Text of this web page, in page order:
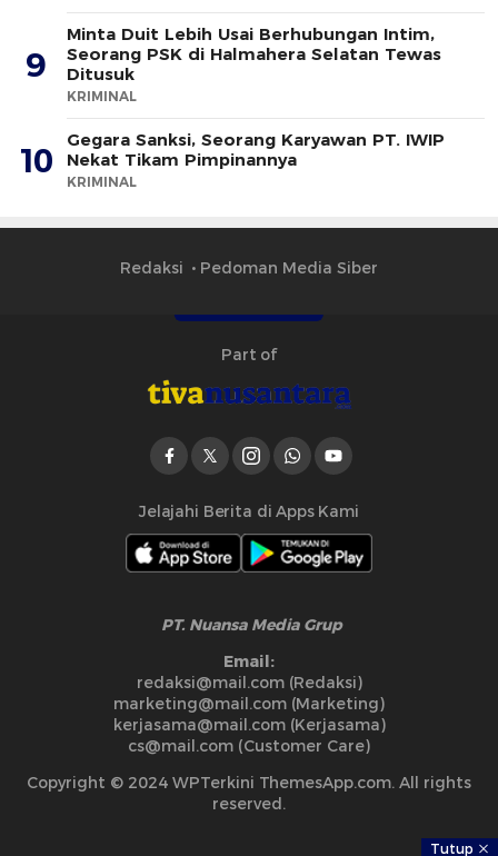
9
Minta Duit Lebih Usai Berhubungan Intim,
Seorang PSK di Halmahera Selatan Tewas
Ditusuk
KRIMINAL
10
Gegara Sanksi, Seorang Karyawan PT. IWIP
Nekat Tikam Pimpinannya
KRIMINAL
Redaksi Pedoman Media Siber
Part of
Jelajahi Berita di Apps Kami
PT. Nuansa Media Grup
Email:
redaksi@mail.com (Redaksi)
marketing@mail.com (Marketing)
kerjasama@mail.com (Kerjasama)
cs@mail.com (Customer Care)
Copyright © 2024 WPTerkini ThemesApp.com. All rights
reserved.
Tutup